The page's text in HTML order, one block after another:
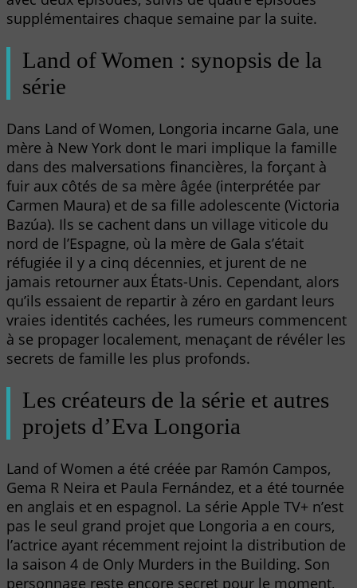
supplémentaires chaque semaine par la suite.
Land of Women : synopsis de la
série
Dans Land of Women, Longoria incarne Gala, une
mère à New York dont le mari implique la famille
dans des malversations financières, la forçant à
fuir aux côtés de sa mère âgée (interprétée par
Carmen Maura) et de sa fille adolescente (Victoria
Bazúa). Ils se cachent dans un village viticole du
nord de l’Espagne, où la mère de Gala s’était
réfugiée il y a cinq décennies, et jurent de ne
jamais retourner aux États-Unis. Cependant, alors
qu’ils essaient de repartir à zéro en gardant leurs
vraies identités cachées, les rumeurs commencent
à se propager localement, menaçant de révéler les
secrets de famille les plus profonds.
Les créateurs de la série et autres
projets d’Eva Longoria
Land of Women a été créée par Ramón Campos,
Gema R Neira et Paula Fernández, et a été tournée
en anglais et en espagnol. La série Apple TV+ n’est
pas le seul grand projet que Longoria a en cours,
l’actrice ayant récemment rejoint la distribution de
la saison 4 de Only Murders in the Building. Son
personnage reste encore secret pour le moment,